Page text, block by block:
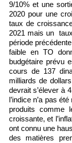
9/10% et une
2020 pour une
taux de
2021 mais un
période
faible en TO
budgétaire prévu
cours de 137
milliards de
devrait s’élever à
l’indice n’a pas
produits comme
croissante, et
ont connu une
des matières